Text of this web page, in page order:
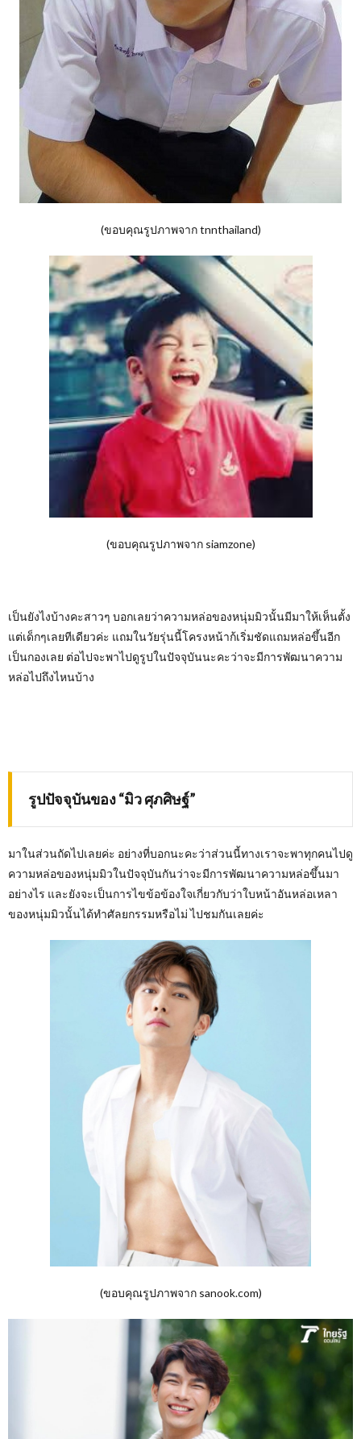
(ขอบคุณรูปภาพจาก tnnthailand)
(ขอบคุณรูปภาพจาก siamzone)
เป็นยังไงบ้างคะสาวๆ บอกเลยว่าความหล่อของหนุ่มมิวนั้นมีมาให้เห็นตั้ง
แต่เด็กๆเลยทีเดียวค่ะ แถมในวัยรุ่นนี้โครงหน้าก้เริ่มชัดแถมหล่อขึ้นอีก
เป็นกองเลย ต่อไปจะพาไปดูรูปในปัจจุบันนะคะว่าจะมีการพัฒนาความ
หล่อไปถึงไหนบ้าง
รูปปัจจุบันของ “มิว ศุภศิษฐ์”
มาในส่วนถัดไปเลยค่ะ อย่างที่บอกนะคะว่าส่วนนี้ทางเราจะพาทุกคนไปดู
ความหล่อของหนุ่มมิวในปัจจุบันกันว่าจะมีการพัฒนาความหล่อขึ้นมา
อย่างไร และยังจะเป็นการไขข้อข้องใจเกี่ยวกับว่าใบหน้าอันหล่อเหลา
ของหนุ่มมิวนั้นได้ทำศัลยกรรมหรือไม่ ไปชมกันเลยค่ะ
(ขอบคุณรูปภาพจาก sanook.com)